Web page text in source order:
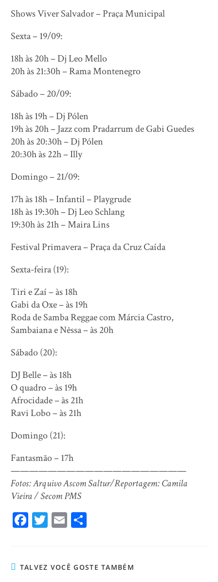
Shows Viver Salvador – Praça Municipal
Sexta – 19/09:
18h às 20h – Dj Leo Mello
20h às 21:30h – Rama Montenegro
Sábado – 20/09:
18h às 19h – Dj Pólen
19h às 20h – Jazz com Pradarrum de Gabi Guedes
20h às 20:30h – Dj Pólen
20:30h às 22h – Illy
Domingo – 21/09:
17h às 18h – Infantil – Playgrude
18h às 19:30h – Dj Leo Schlang
19:30h às 21h – Maira Lins
Festival Primavera – Praça da Cruz Caída
Sexta-feira (19):
Tiri e Zaí – às 18h
Gabi da Oxe – às 19h
Roda de Samba Reggae com Márcia Castro,
Sambaiana e Nêssa – às 20h
Sábado (20):
DJ Belle – às 18h
O quadro – às 19h
Afrocidade – às 21h
Ravi Lobo – às 21h
Domingo (21):
Fantasmão – 17h
———————————————————
Fotos: Arquivo Ascom Saltur/Reportagem: Camila
Vieira / Secom PMS
Fa
ok
T
er
E
TALVEZ VOCÊ GOSTE TAMBÉM